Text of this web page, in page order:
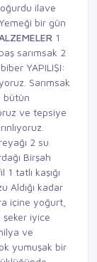
ilave
bir gün
1
sarımsak 2
YAPILIŞI:
Sarımsak
bütün
ve tepsiye
2 su
Birşah
tatlı kaşığı
Aldığı kadar
içine yoğurt,
şeker iyice
ve
yumuşak bir